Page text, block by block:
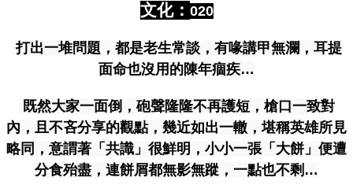
文化： 020
打出一堆問題，都是老生常談，有喙講甲無瀾，耳提
面命也沒用的陳年痼疾…
既然大家一面倒，砲聲隆隆不再護短，槍口一致對
內，且不吝分享的觀點，幾近如出一轍，堪稱英雄所見
略同，意謂著「共識」很鮮明，小小一張「大餅」便遭
分食殆盡，連餅屑都無影無蹤，一點也不剩…